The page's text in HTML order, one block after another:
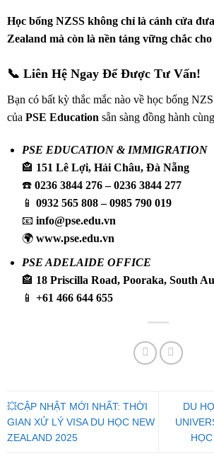
Học bổng NZSS không chỉ là cánh cửa
Zealand mà còn là nền tảng vững chắc
📞 Liên Hệ Ngay Để Được Tư Vấn!
Bạn có bất kỳ thắc mắc nào về học bổng
của PSE Education sẵn sàng đồng hành
PSE EDUCATION & IMMIGRATION
🏤 151 Lê Lợi, Hải Châu, Đà Nẵng
☎️ 0236 3844 276 – 0236 3844 277
📱 0932 565 808 – 0985 790 019
📧 info@pse.edu.vn
🌍 www.pse.edu.vn
PSE ADELAIDE OFFICE
🏤 18 Priscilla Road, Pooraka, South
📱 +61 466 644 655
💥CẬP NHẬT MỚI NHẤT: THỜI
GIAN XỬ LÝ VISA DU HỌC NEW
ZEALAND 2025
DU